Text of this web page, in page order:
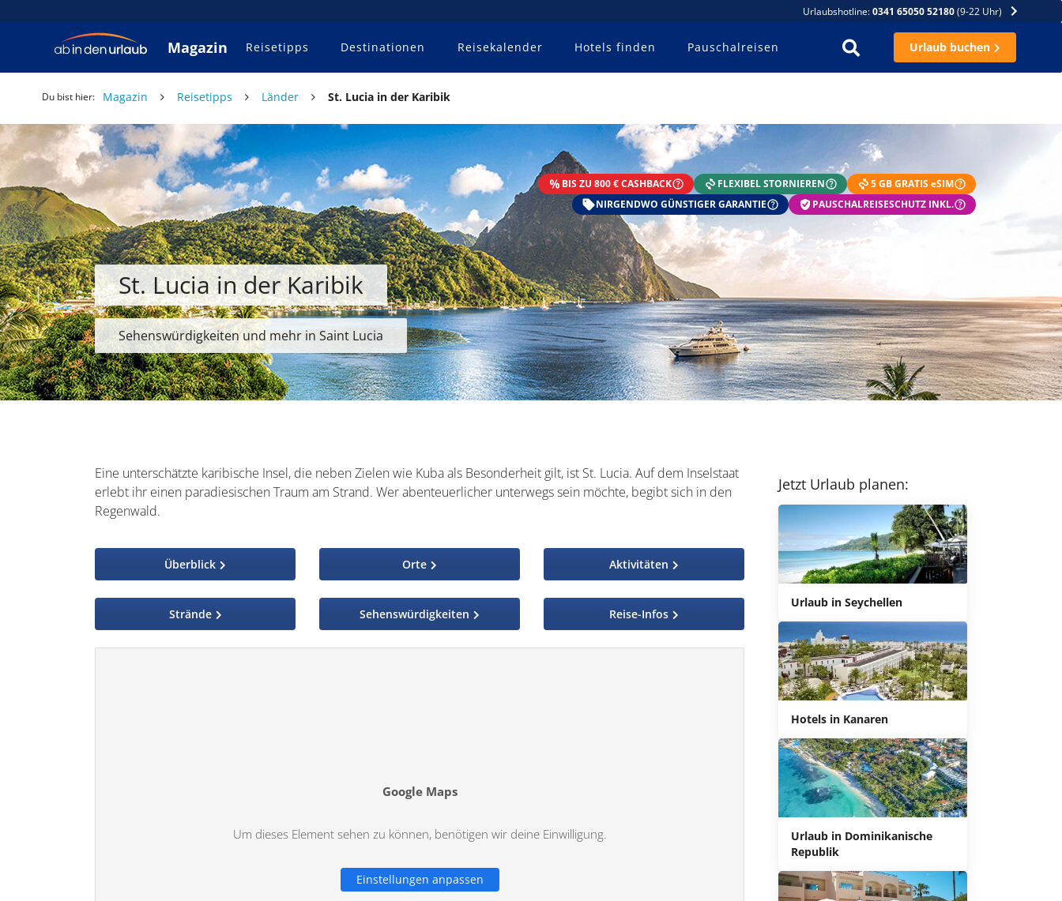
Urlaubshotline:0341 65050 52180(9-22 Uhr)
Magazin Reisetipps Destinationen Reisekalender Hotels finden Pauschalreisen Urlaub buchen
Du bist hier: Magazin Reisetipps Länder St. Lucia in der Karibik
BIS ZU 800 € CASHBACK FLEXIBEL STORNIEREN
5 GB GRATIS eSIM
NIRGENDWO GÜNSTIGER GARANTIE
PAUSCHALREISESCHUTZ INKL.
St. Lucia in der Karibik
Sehenswürdigkeiten und mehr in Saint Lucia
Eine unterschätzte karibische Insel, die neben Zielen wie Kuba als Besonderheit gilt, ist St. Lucia. Auf dem Inselstaat
erlebt ihr einen paradiesischen Traum am Strand. Wer abenteuerlicher unterwegs sein möchte, begibt sich in den
Regenwald.
Überblick
Strände
Orte
Sehenswürdigkeiten
Aktivitäten
Reise-Infos
Google Maps
Um dieses Element sehen zu können, benötigen wir deine Einwilligung.
Einstellungen anpassen
Jetzt Urlaub planen:
Urlaub in Seychellen
Hotels in Kanaren
Urlaub in Dominikanische
Republik